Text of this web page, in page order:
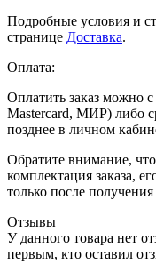
Подробные условия и
странице Доставка.
Оплата:
Оплатить заказ можно
Mastercard, МИР) либо
позднее в личном
Обратите внимание,
комплектация заказа,
только после
Отзывы
У данного товара нет
первым, кто оставил